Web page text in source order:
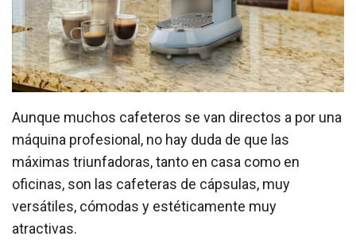
Aunque muchos cafeteros se van directos a por una
máquina profesional, no hay duda de que las
máximas triunfadoras, tanto en casa como en
oficinas, son las cafeteras de cápsulas, muy
versátiles, cómodas y estéticamente muy
atractivas.